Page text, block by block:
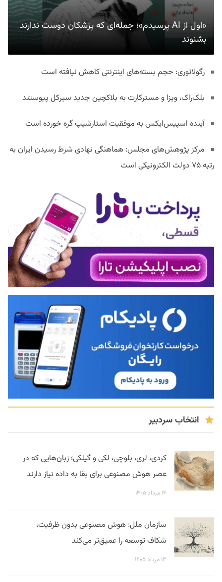
«اول از AI پرسیدم»؛ جمله‌ای که پزشکان دوست ندارند
بشنوند
رگولاتوری: حجم بسته‌های اینترنتی کاهش نیافته است
بلک‌راک، ویزا و مسترکارت به بلاکچین جدید سیرکل پیوستند
آینده اسپیس‌ایکس به موفقیت استارشیپ گره خورده است
مرکز پژوهش‌های مجلس: هماهنگی نهادی شرط رسیدن ایران به
رتبه ۷۵ دولت الکترونیکی است
انتخاب سردبیر
کردی، لری، بلوچی، لکی و گیلکی؛ زبان‌هایی که در
عصر هوش مصنوعی برای بقا به داده نیاز دارند
۱۴ مرداد ۱۴۰۵
سازمان ملل: هوش مصنوعی بدون ظرفیت،
شکاف توسعه را عمیق‌تر می‌کند
۱۳ مرداد ۱۴۰۵